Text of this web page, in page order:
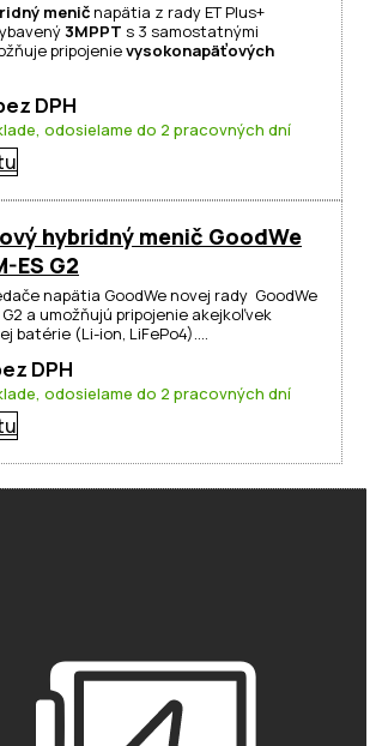
meničnapätia z rady ET Plus+
3MPPT s 3 samostatnými
pripojenievysokonapäťových
DPH
odosielame do 2 pracovných dní
hybridný menič GoodWe
ES G2
napätia GoodWe novej rady GoodWe
G2 a umožňujú pripojenie akejkoľvek
batérie (Li-ion, LiFePo4).…
DPH
odosielame do 2 pracovných dní